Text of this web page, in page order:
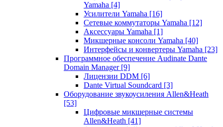
Yamaha [4]
Усилители Yamaha [16]
Сетевые коммутаторы Yamaha [12]
Аксессуары Yamaha [1]
Микшерные консоли Yamaha [40]
Интерфейсы и конвертеры Yamaha [23]
Программное обеспечение Audinate Dante
Domain Manager [9]
Лицензии DDM [6]
Dante Virtual Soundcard [3]
Оборудование звукоусиления Allen&Heath
[53]
Цифровые микшерные системы
Allen&Heath [41]